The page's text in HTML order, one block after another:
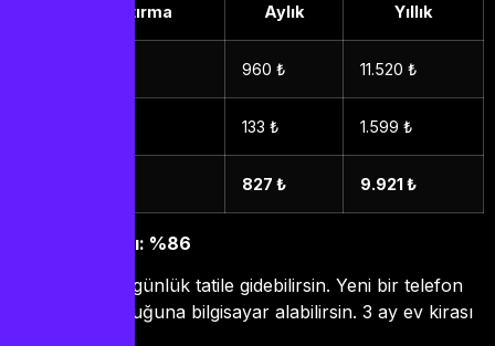
Karşılaştırma Aylık Yıllık
960 ₺ 11.520 ₺
133 ₺ 1.599 ₺
827 ₺ 9.921 ₺
Tasarruf oranı: %86
Bu parayla 10 günlük tatile gidebilirsin. Yeni bir telefon
alabilirsin. Çocuğuna bilgisayar alabilirsin. 3 ay ev kirası